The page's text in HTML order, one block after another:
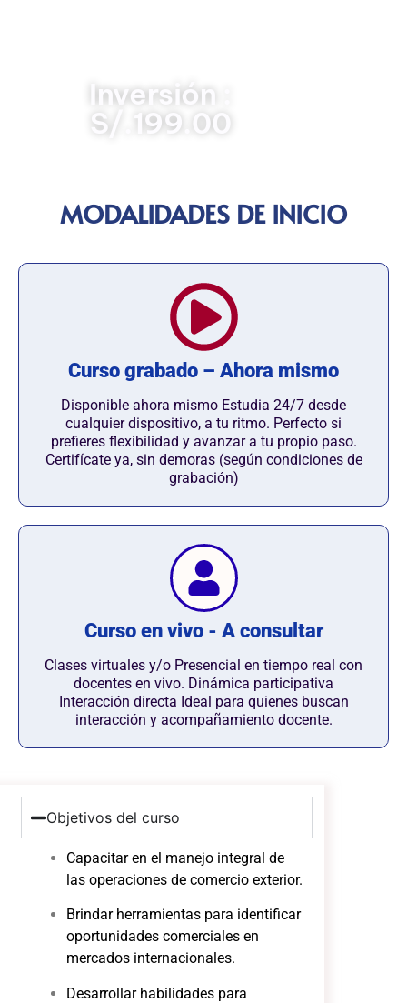
Inversión :
S/.199.00
MODALIDADES DE INICIO
Curso grabado – Ahora mismo
Disponible ahora mismo Estudia 24/7 desde
cualquier dispositivo, a tu ritmo. Perfecto si
prefieres flexibilidad y avanzar a tu propio paso.
Certifícate ya, sin demoras (según condiciones de
grabación)
Curso en vivo - A consultar
Clases virtuales y/o Presencial en tiempo real con
docentes en vivo. Dinámica participativa
Interacción directa Ideal para quienes buscan
interacción y acompañamiento docente.
Objetivos del curso
Capacitar en el manejo integral de
las operaciones de comercio exterior.
Brindar herramientas para identificar
oportunidades comerciales en
mercados internacionales.
Desarrollar habilidades para